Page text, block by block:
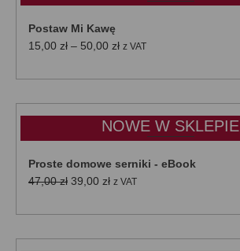
Postaw Mi Kawę
15,00 zł – 50,00 złZakres
od
do
50,00 zł
z VAT
NOWE W SKLEPIE
Proste domowe serniki - eBook
47,00zł Pierwotna
wynosiła:
39,00 złAktualna
wynosi:
z VAT